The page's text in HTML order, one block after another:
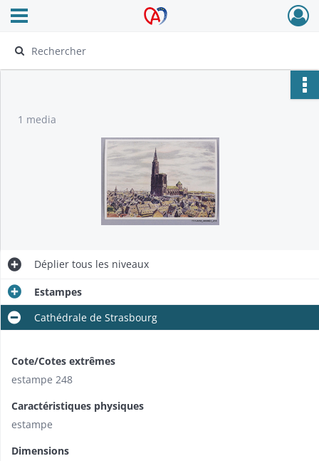
Archives Alsace - Colmar
Ouvrir le menu déroulant
1 media
Déplier tous les niveaux
Estampes
Cathédrale de Strasbourg
Cote/Cotes extrêmes
estampe 248
Caractéristiques physiques
estampe
Dimensions